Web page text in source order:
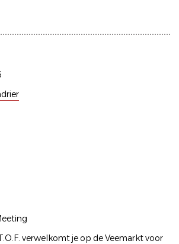
verwelkomt je op de Veemarkt voor